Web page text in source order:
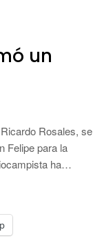
un
Rosales, se
Felipe para la
ha…